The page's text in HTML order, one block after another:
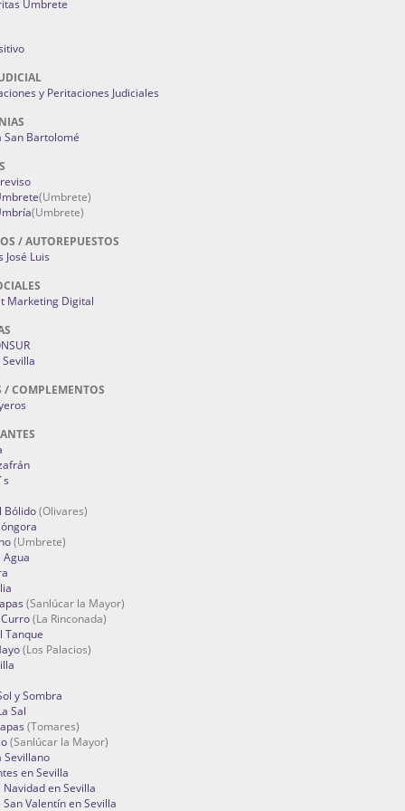
Umbrete
y Peritaciones Judiciales
San Bartolomé
(Umbrete)
(Umbrete)
/ AUTOREPUESTOS
José Luis
Marketing Digital
/ COMPLEMENTOS
Bólido(Olivares)
(Umbrete)
(Sanlúcar la Mayor)
(La Rinconada)
Tanque
(Los Palacios)
y Sombra
Sal
(Tomares)
(Sanlúcar la Mayor)
Sevillano
en Sevilla
Navidad en Sevilla
Valentín en Sevilla